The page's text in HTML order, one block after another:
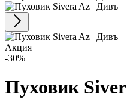
Акция
-30%
Пуховик